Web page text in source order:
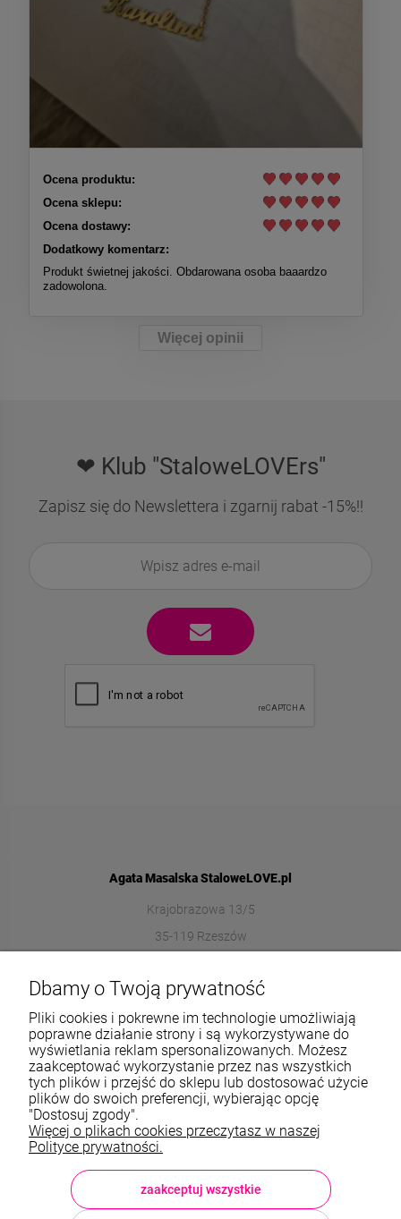
Ocena produktu:
Ocena sklepu:
Ocena dostawy:
Dodatkowy komentarz:
Produkt świetnej jakości. Obdarowana osoba baaardzo
zadowolona.
Więcej opinii
❤ Klub "StaloweLOVErs"
Zapisz się do Newslettera i zgarnij rabat -15%!!
Agata Masalska StaloweLOVE.pl
Krajobrazowa 13/5
35-119 Rzeszów
572989669
Informacje
O nas
TWOJE KONTO
Sklep: StaloweLOVE, Krajobrazowa 13/5, 35-119 Rzeszów, woj.
podkarpackie, NIP: 8133612433, tel.:572 989 669
sklep@stalowelove.com.pl
Dbamy o Twoją prywatność
Pliki cookies i pokrewne im technologie umożliwiają
poprawne działanie strony i są wykorzystywane do
wyświetlania reklam spersonalizowanych. Możesz
zaakceptować wykorzystanie przez nas wszystkich
tych plików i przejść do sklepu lub dostosować użycie
plików do swoich preferencji, wybierając opcję
"Dostosuj zgody".
Więcej o plikach cookies przeczytasz w naszej
Polityce prywatności.
zaakceptuj wszystkie